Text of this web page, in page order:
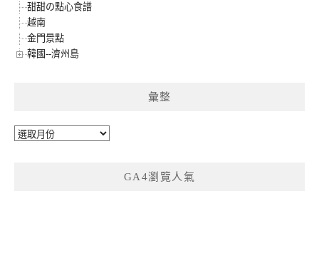
甜甜の點心食譜
越南
金門景點
韓國--濟州島
彙整
彙
GA4瀏覽人氣